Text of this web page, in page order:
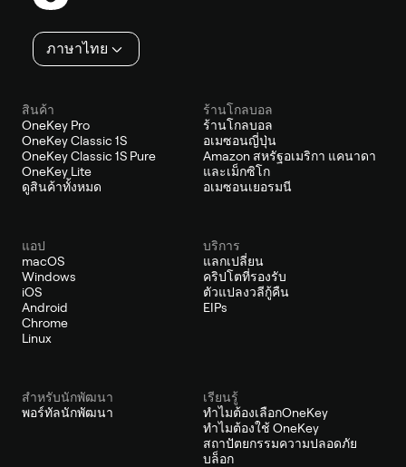
ภาษาไทย
สินค้า
OneKey Pro
OneKey Classic 1S
OneKey Classic 1S Pure
OneKey Lite
ดูสินค้าทั้งหมด
ร้านโกลบอล
ร้านโกลบอล
อเมซอนญี่ปุ่น
Amazon สหรัฐอเมริกา แคนาดา
และเม็กซิโก
อเมซอนเยอรมนี
แอป
macOS
Windows
iOS
Android
Chrome
Linux
บริการ
แลกเปลี่ยน
คริปโตที่รองรับ
ตัวแปลงวลีกู้คืน
EIPs
สำหรับนักพัฒนา
พอร์ทัลนักพัฒนา
เรียนรู้
ทำไมต้องเลือกOneKey
ทำไมต้องใช้ OneKey
สถาปัตยกรรมความปลอดภัย
บล็อก